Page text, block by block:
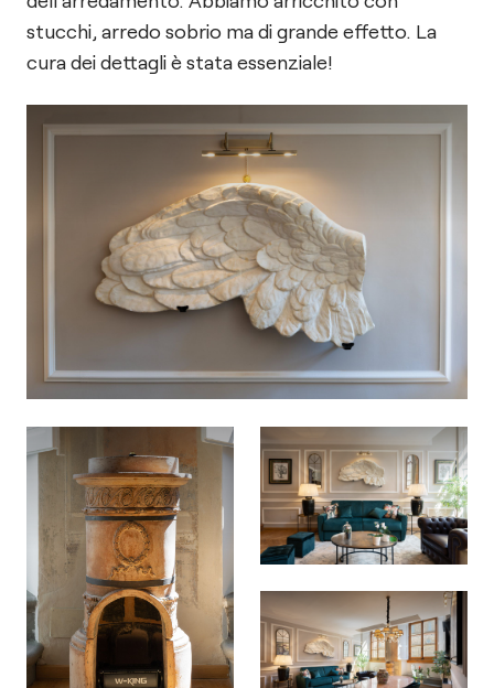
stucchi, arredo sobrio ma di grande effetto. La
cura dei dettagli è stata essenziale!